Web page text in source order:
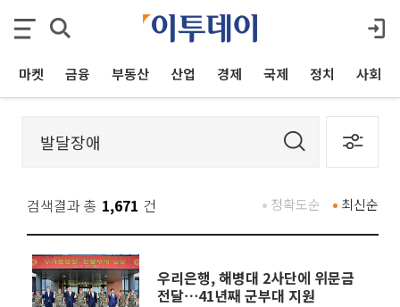
마켓 금융 부동산 산업 경제 국제 정치 사회
검색결과 총 1,671 건 최신순
정확도순
우리은행, 해병대 2사단에 위문금
전달⋯41년째 군부대 지원